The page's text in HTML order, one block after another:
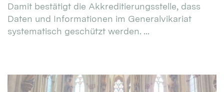
Damit bestätigt die Akkreditierungsstelle, dass
Daten und Informationen im Generalvikariat
systematisch geschützt werden. ...